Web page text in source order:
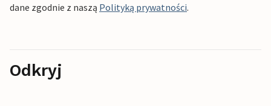
dane zgodnie z naszą Polityką prywatności.
Odkryj